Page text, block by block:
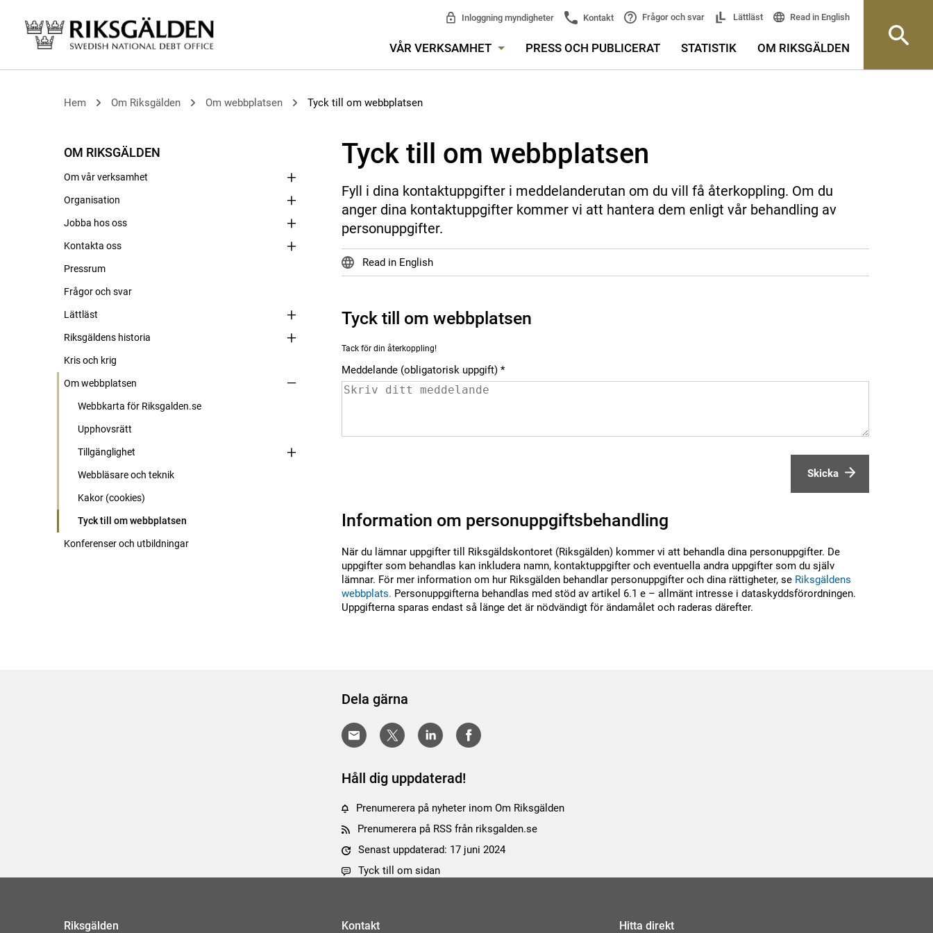
Inloggning myndigheter Kontakt Frågor och svar Lättläst Read in English
VÅR VERKSAMHET PRESS OCH PUBLICERAT STATISTIK OM RIKSGÄLDEN
Hem Om Riksgälden Om webbplatsen Tyck till om webbplatsen
OM RIKSGÄLDEN
Om vår verksamhet
Organisation
Jobba hos oss
Kontakta oss
Pressrum
Frågor och svar
Lättläst
Riksgäldens historia
Kris och krig
Om webbplatsen
Webbkarta för Riksgalden.se
Upphovsrätt
Tillgänglighet
Webbläsare och teknik
Kakor (cookies)
Tyck till om webbplatsen
Konferenser och utbildningar
Tyck till om webbplatsen
Fyll i dina kontaktuppgifter i meddelanderutan om du vill få återkoppling. Om du
anger dina kontaktuppgifter kommer vi att hantera dem enligt vår behandling av
personuppgifter.
Read in English
Tyck till om webbplatsen
Tack för din återkoppling!
Meddelande (obligatorisk uppgift)
Skicka
Information om personuppgiftsbehandling
När du lämnar uppgifter till Riksgäldskontoret (Riksgälden) kommer vi att behandla dina personuppgifter. De
uppgifter som behandlas kan inkludera namn, kontaktuppgifter och eventuella andra uppgifter som du själv
lämnar. För mer information om hur Riksgälden behandlar personuppgifter och dina rättigheter, se Riksgäldens
webbplats. Personuppgifterna behandlas med stöd av artikel 6.1 e – allmänt intresse i dataskyddsförordningen.
Uppgifterna sparas endast så länge det är nödvändigt för ändamålet och raderas därefter.
Dela gärna
Håll dig uppdaterad!
Prenumerera på nyheter inom Om Riksgälden
Prenumerera på RSS från riksgalden.se
Senast uppdaterad: 17 juni 2024
Tyck till om sidan
Riksgälden Kontakt Hitta direkt